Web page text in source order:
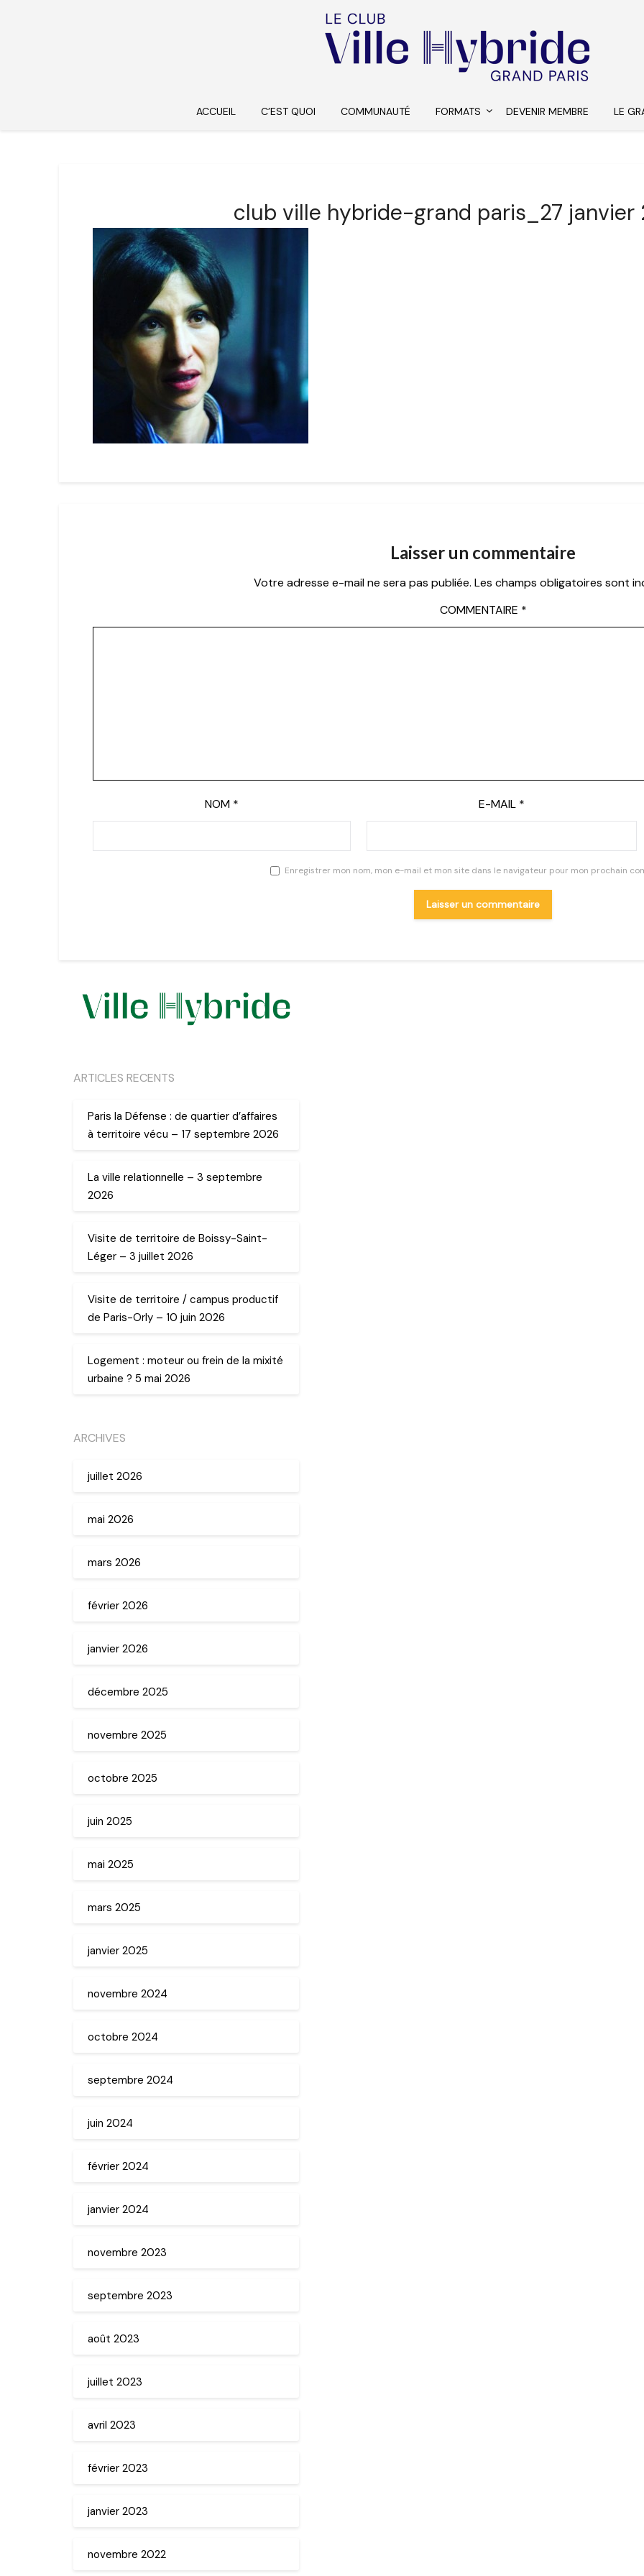
ACCUEIL C’EST QUOI COMMUNAUTÉ FORMATS DEVENIR MEMBRE LE
club ville hybride-grand paris_27 janvier
Laisser un commentaire
Votre adresse e-mail ne sera pas publiée. Les champs obligatoires sont
COMMENTAIRE *
NOM * E-MAIL *
Enregistrer mon nom, mon e-mail et mon site dans le navigateur pour mon prochain
ARTICLES RECENTS
Paris la Défense : de quartier d’affaires
à territoire vécu – 17 septembre 2026
La ville relationnelle – 3 septembre
2026
Visite de territoire de Boissy-Saint-
Léger – 3 juillet 2026
Visite de territoire / campus productif
de Paris-Orly – 10 juin 2026
Logement : moteur ou frein de la mixité
urbaine ? 5 mai 2026
ARCHIVES
juillet 2026
mai 2026
mars 2026
février 2026
janvier 2026
décembre 2025
novembre 2025
octobre 2025
juin 2025
mai 2025
mars 2025
janvier 2025
novembre 2024
octobre 2024
septembre 2024
juin 2024
février 2024
janvier 2024
novembre 2023
septembre 2023
août 2023
juillet 2023
avril 2023
février 2023
janvier 2023
novembre 2022